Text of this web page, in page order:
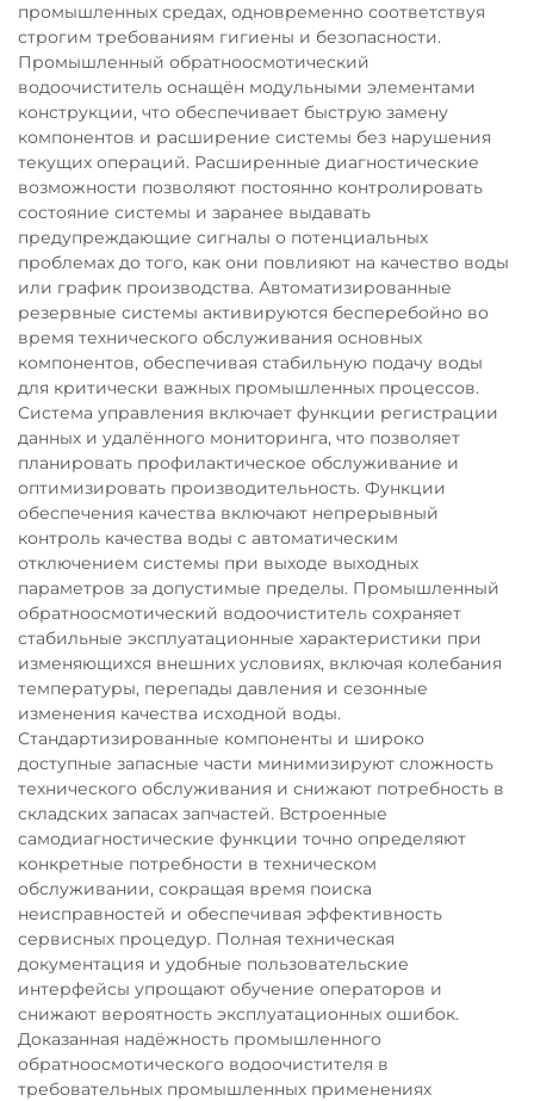
промышленных средах, одновременно соответствуя
строгим требованиям гигиены и безопасности.
Промышленный обратноосмотический
водоочиститель оснащён модульными элементами
конструкции, что обеспечивает быструю замену
компонентов и расширение системы без нарушения
текущих операций. Расширенные диагностические
возможности позволяют постоянно контролировать
состояние системы и заранее выдавать
предупреждающие сигналы о потенциальных
проблемах до того, как они повлияют на качество воды
или график производства. Автоматизированные
резервные системы активируются бесперебойно во
время технического обслуживания основных
компонентов, обеспечивая стабильную подачу воды
для критически важных промышленных процессов.
Система управления включает функции регистрации
данных и удалённого мониторинга, что позволяет
планировать профилактическое обслуживание и
оптимизировать производительность. Функции
обеспечения качества включают непрерывный
контроль качества воды с автоматическим
отключением системы при выходе выходных
параметров за допустимые пределы. Промышленный
обратноосмотический водоочиститель сохраняет
стабильные эксплуатационные характеристики при
изменяющихся внешних условиях, включая колебания
температуры, перепады давления и сезонные
изменения качества исходной воды.
Стандартизированные компоненты и широко
доступные запасные части минимизируют сложность
технического обслуживания и снижают потребность в
складских запасах запчастей. Встроенные
самодиагностические функции точно определяют
конкретные потребности в техническом
обслуживании, сокращая время поиска
неисправностей и обеспечивая эффективность
сервисных процедур. Полная техническая
документация и удобные пользовательские
интерфейсы упрощают обучение операторов и
снижают вероятность эксплуатационных ошибок.
Доказанная надёжность промышленного
обратноосмотического водоочистителя в
требовательных промышленных применениях